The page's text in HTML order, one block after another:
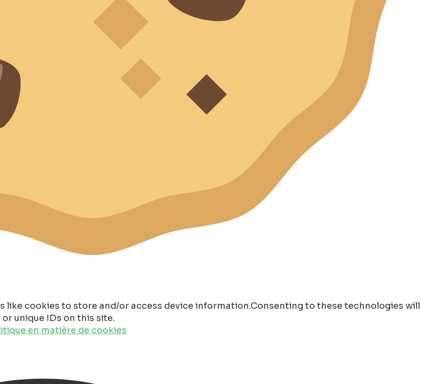
like cookies to store and/or access device information.Consenting to these technologies will
unique IDs on this site.
en matière de cookies